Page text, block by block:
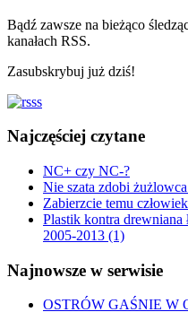
Bądź zawsze na bieżąco
kanałach RSS.
Zasubskrybuj już dziś!
Najczęściej czytane
NC+ czy NC-?
Nie szata zdobi
Zabierzcie temu
Plastik kontra
2005-2013 (1)
Najnowsze w serwisie
OSTRÓW GAŚNIE W